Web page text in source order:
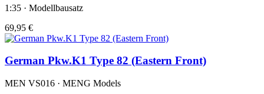
1:35 · Modellbausatz
69,95 €
German Pkw.K1 Type 82 (Eastern Front)
MEN VS016 · MENG Models